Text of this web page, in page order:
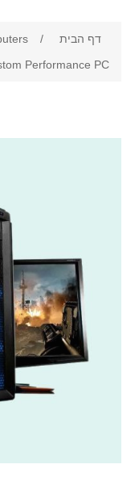
Desktops
Electronics
Gift Cards
דף הבית /
Performance PC